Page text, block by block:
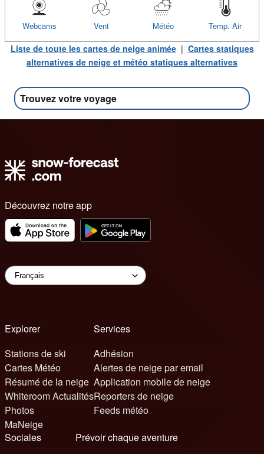
Temp. Air
Météo
Vent
Webcams
Liste de toute les cartes de neige animée| Cartes statiques
alternatives de neige et météo statiques alternatives
Trouvez votre voyage
Découvrez notre app
Explorer
Stations de ski
Cartes Météo
Résumé de la neige
Whiteroom Actualités
Photos
MaNeige
Services
Adhésion
Alertes de neige par email
Application mobile de neige
Reporters de neige
Feeds météo
Sociales
Prévoir chaque aventure